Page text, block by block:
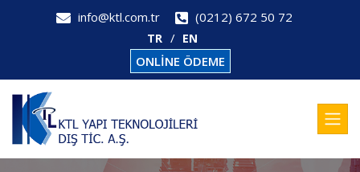
info@ktl.com.tr (0212) 672 50 72
TR EN
ONLİNE ÖDEME